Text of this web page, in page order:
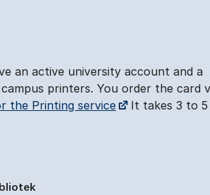
an active university account and a
printers. You order the card
the Printing service
It takes 3 to 5